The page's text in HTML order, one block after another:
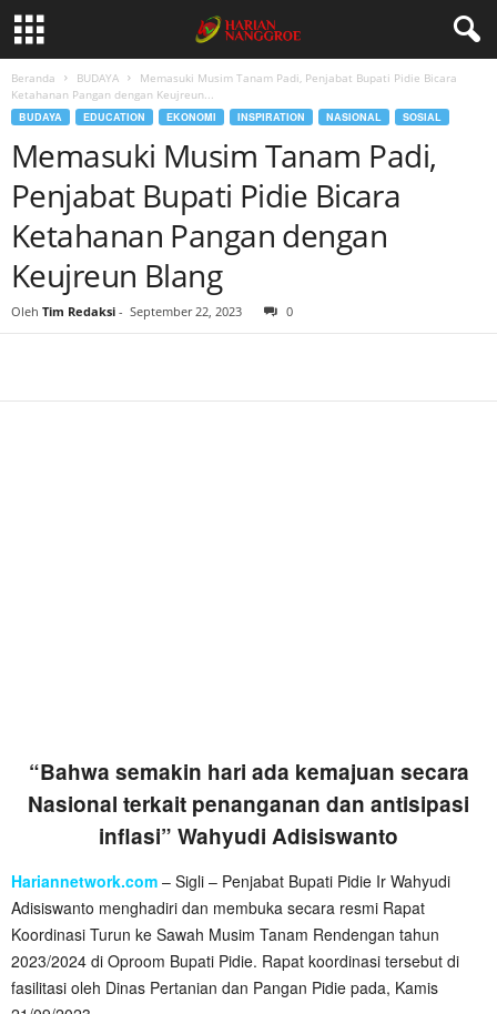
Beranda BUDAYA
Memasuki Musim Tanam Padi, Penjabat Bupati Pidie Bicara
Ketahanan Pangan dengan Keujreun...
BUDAYA EDUCATION EKONOMI INSPIRATION NASIONAL SOSIAL
Memasuki Musim Tanam Padi,
Penjabat Bupati Pidie Bicara
Ketahanan Pangan dengan
Keujreun Blang
Oleh Tim Redaksi - September 22, 2023 0
“Bahwa semakin hari ada kemajuan secara
Nasional terkait penanganan dan antisipasi
inflasi” Wahyudi Adisiswanto
Hariannetwork.com – Sigli – Penjabat Bupati Pidie Ir Wahyudi
Adisiswanto menghadiri dan membuka secara resmi Rapat
Koordinasi Turun ke Sawah Musim Tanam Rendengan tahun
2023/2024 di Oproom Bupati Pidie. Rapat koordinasi tersebut di
fasilitasi oleh Dinas Pertanian dan Pangan Pidie pada, Kamis